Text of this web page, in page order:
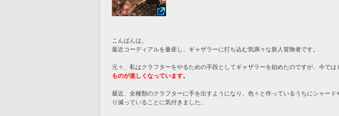
こんばんは。
最近コーディアルを量産し、ギャザラーに打ち込む気満々な新人冒険者です。
元々、私はクラフターをやるための手段としてギャザラーを始めたのですが、今では
ものが楽しくなっています。
最近、全種類のクラフターに手を出すようになり、色々と作っているうちにシャード
り減っていることに気付きました。